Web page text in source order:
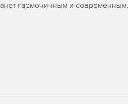
гармоничным и современным.